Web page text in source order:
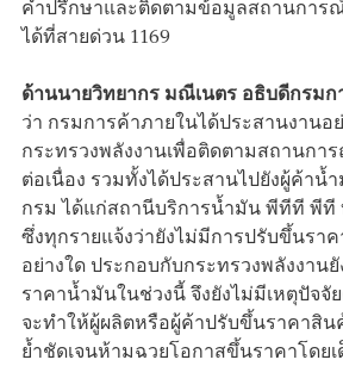
คำปรึกษาและติดตามข้อมูลสถานการ
ได้ที่สายด่วน 1169
ด้านนายวิทยากร มณีเนตร อธิบดีกรมก
ว่า กรมการค้าภายในได้ประสานงานอ
กระทรวงพลังงานเพื่อติดตามสถานกา
ต่อเนื่อง รวมทั้งได้ประสานไปยังผู้ค้าน้
กรม ได้แก่สถานีบริการน้ำมัน พีทีที พีที
ซึ่งทุกรายแจ้งว่ายังไม่มีการปรับขึ้นรา
อย่างใด ประกอบกับกระทรวงพลังงาน
ราคาน้ำมันในช่วงนี้ จึงยังไม่มีเหตุปัจ
จะทำให้ผู้ผลิตหรือผู้ค้าปรับขึ้นราคาสิน
ย้ำชัดเจนห้ามฉวยโอกาสขึ้นราคาโดย